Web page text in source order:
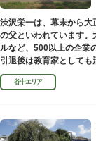
渋沢栄一は、幕末から
の父といわれています
ルなど、500以上の企業
引退後は教育家として
しました。お墓は谷中霊
谷中エリア